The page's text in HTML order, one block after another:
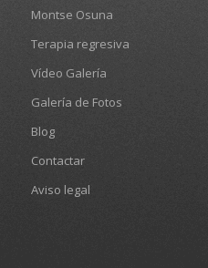
Montse Osuna
Terapia regresiva
Vídeo Galería
Galería de Fotos
Blog
Contactar
Aviso legal